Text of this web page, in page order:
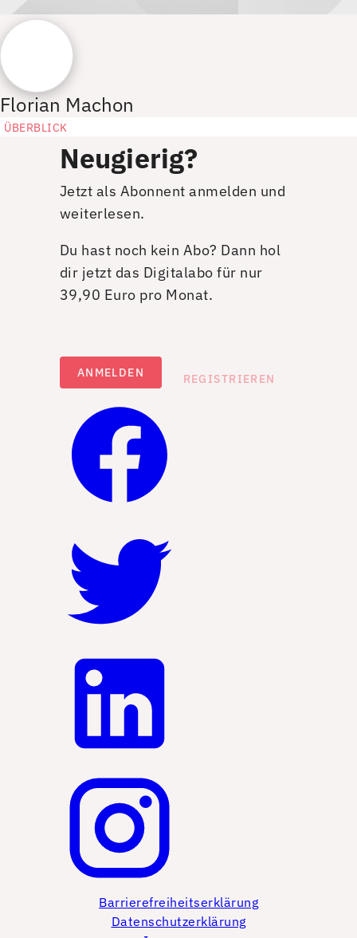
Florian Machon
ÜBERBLICK
Neugierig?
Jetzt als Abonnent anmelden und
weiterlesen.
Du hast noch kein Abo? Dann hol
dir jetzt das Digitalabo für nur
39,90 Euro pro Monat.
ANMELDEN REGISTRIEREN
Barrierefreiheitserklärung
Datenschutzerklärung